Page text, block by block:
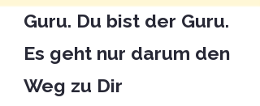
Guru. Du bist der Guru.
Es geht nur darum den
Weg zu Dir